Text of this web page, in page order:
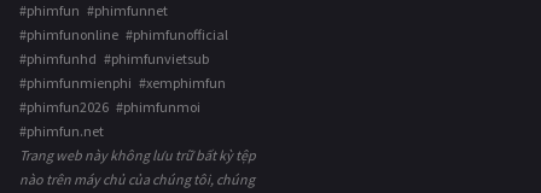
#phimfun #phimfunnet
#phimfunonline #phimfunofficial
#phimfunhd #phimfunvietsub
#phimfunmienphi #xemphimfun
#phimfun2026 #phimfunmoi
#phimfun.net
Trang web này không lưu trữ bất kỳ tệp
nào trên máy chủ của chúng tôi, chúng